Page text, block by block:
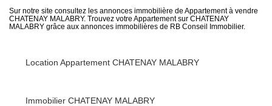
CONTACT
Sur notre site consultez les annonces immobilière de Appartement à vendre
CHATENAY MALABRY. Trouvez votre Appartement sur CHATENAY
MALABRY grâce aux annonces immobilières de RB Conseil Immobilier.
Location Appartement CHATENAY MALABRY
Immobilier CHATENAY MALABRY